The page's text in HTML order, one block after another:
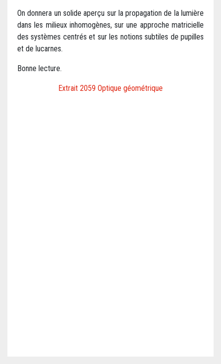
On donnera un solide aperçu sur la propagation de la lumière
dans les milieux inhomogènes, sur une approche matricielle
des systèmes centrés et sur les notions subtiles de pupilles
et de lucarnes.
Bonne lecture.
Extrait 2059 Optique géométrique